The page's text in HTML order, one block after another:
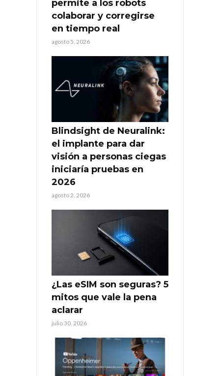
permite a los robots
colaborar y corregirse
en tiempo real
agosto 5, 2026
Blindsight de Neuralink:
el implante para dar
visión a personas ciegas
iniciaría pruebas en
2026
agosto 2, 2026
¿Las eSIM son seguras? 5
mitos que vale la pena
aclarar
julio 30, 2026